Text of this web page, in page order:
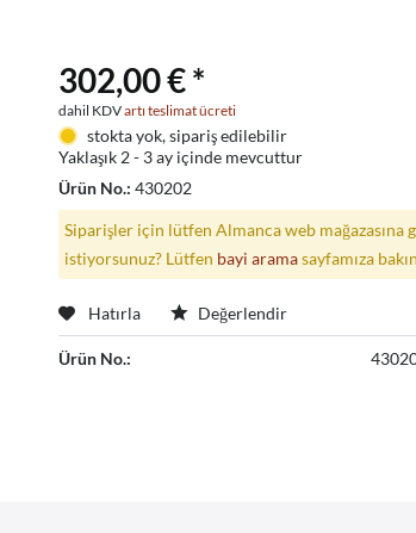
302,00 € *
dahil KDVartı teslimat ücreti
stokta yok, sipariş edilebilir
Yaklaşık 2 - 3 ay içinde mevcuttur
Ürün No.:430202
Siparişler için lütfen Almanca web mağazasına
istiyorsunuz? Lütfen bayi aramasayfamıza
Hatırla Değerlendir
Ürün No.: